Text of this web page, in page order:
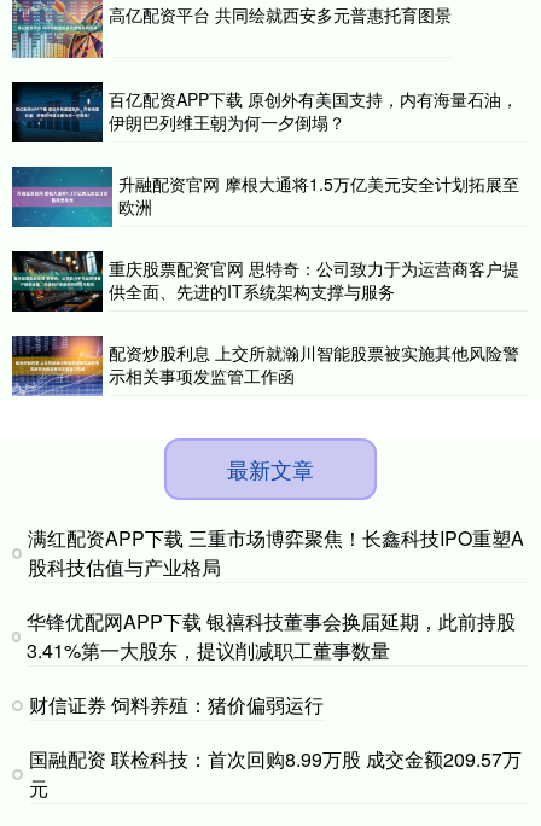
高亿配资平台 共同绘就西安多元普惠托育图景
百亿配资APP下载 原创外有美国支持，内有海量石油，
伊朗巴列维王朝为何一夕倒塌？
升融配资官网 摩根大通将1.5万亿美元安全计划拓展至
欧洲
重庆股票配资官网 思特奇：公司致力于为运营商客户提
供全面、先进的IT系统架构支撑与服务
配资炒股利息 上交所就瀚川智能股票被实施其他风险警
示相关事项发监管工作函
最新文章
满红配资APP下载 三重市场博弈聚焦！长鑫科技IPO重塑A
股科技估值与产业格局
华锋优配网APP下载 银禧科技董事会换届延期，此前持股
3.41%第一大股东，提议削减职工董事数量
财信证券 饲料养殖：猪价偏弱运行
国融配资 联检科技：首次回购8.99万股 成交金额209.57万
元